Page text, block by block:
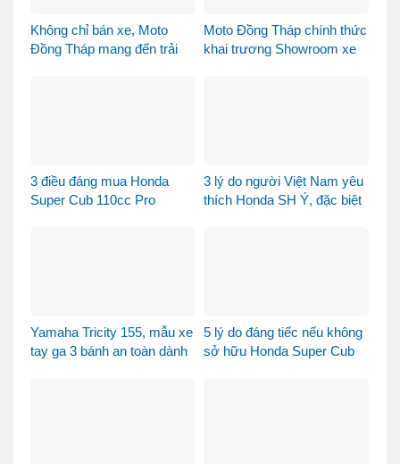
Không chỉ bán xe, Moto
Đồng Tháp mang đến trải
Moto Đồng Tháp chính thức
khai trương Showroom xe
3 điều đáng mua Honda
Super Cub 110cc Pro
3 lý do người Việt Nam yêu
thích Honda SH Ý, đặc biệt
Yamaha Tricity 155, mẫu xe
tay ga 3 bánh an toàn dành
5 lý do đáng tiếc nếu không
sở hữu Honda Super Cub